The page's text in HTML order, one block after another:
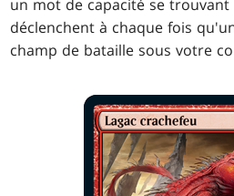
un mot de capacité se
déclenchent à chaque fois
champ de bataille sous votre